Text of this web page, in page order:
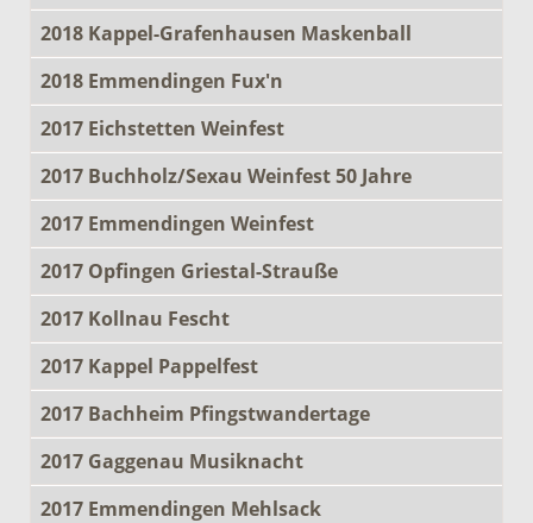
2018 Kappel-Grafenhausen Maskenball
2018 Emmendingen Fux'n
2017 Eichstetten Weinfest
2017 Buchholz/Sexau Weinfest 50 Jahre
2017 Emmendingen Weinfest
2017 Opfingen Griestal-Strauße
2017 Kollnau Fescht
2017 Kappel Pappelfest
2017 Bachheim Pfingstwandertage
2017 Gaggenau Musiknacht
2017 Emmendingen Mehlsack